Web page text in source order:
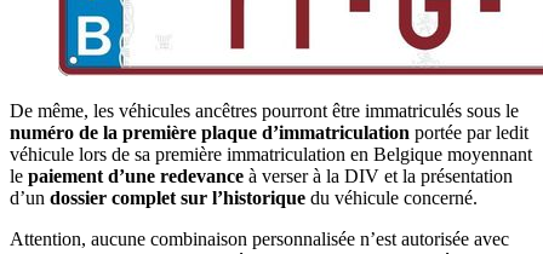
De même, les véhicules ancêtres pourront être immatriculés sous le
numéro de la première plaque d’immatriculation portée par ledit
véhicule lors de sa première immatriculation en Belgique moyennant
le paiement d’une redevance à verser à la DIV et la présentation
d’un dossier complet sur l’historique du véhicule concerné.
Attention, aucune combinaison personnalisée n’est autorisée avec